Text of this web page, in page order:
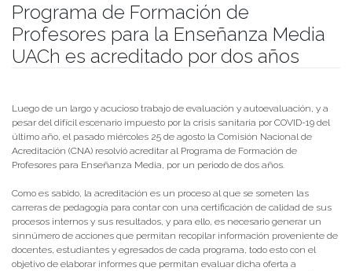
Programa de Formación de
Profesores para la Enseñanza Media
UACh es acreditado por dos años
Luego de un largo y acucioso trabajo de evaluación y autoevaluación, y a
pesar del difícil escenario impuesto por la crisis sanitaria por COVID-19 del
último año, el pasado miércoles 25 de agosto la Comisión Nacional de
Acreditación (CNA) resolvió acreditar al Programa de Formación de
Profesores para Enseñanza Media, por un periodo de dos años.
Como es sabido, la acreditación es un proceso al que se someten las
carreras de pedagogía para contar con una certificación de calidad de sus
procesos internos y sus resultados, y para ello, es necesario generar un
sinnúmero de acciones que permitan recopilar información proveniente de
docentes, estudiantes y egresados de cada programa, todo esto con el
objetivo de elaborar informes que permitan evaluar dicha oferta a